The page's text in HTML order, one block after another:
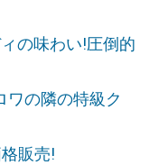
の味わい!圧倒的
ワの隣の特級ク
販売!